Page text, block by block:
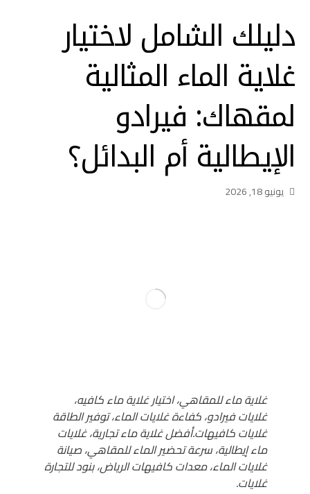
دليلك الشامل لاختيار
غلاية الماء المثالية
لمقهاك: فيرادو
الإيطالية أم البدائل؟
يونيو 18, 2026
غلاية ماء للمقاهي، اختيار غلاية ماء كافيه،
غلايات فيرادو، كفاءة غلايات الماء، توفير الطاقة
غلايات كافيهات.أفضل غلاية ماء تجارية، غلايات
ماء إيطالية، سرعة تحضير الماء للمقاهي، صيانة
غلايات الماء، معدات كافيهات الرياض، بنود للتجارة
غلايات.